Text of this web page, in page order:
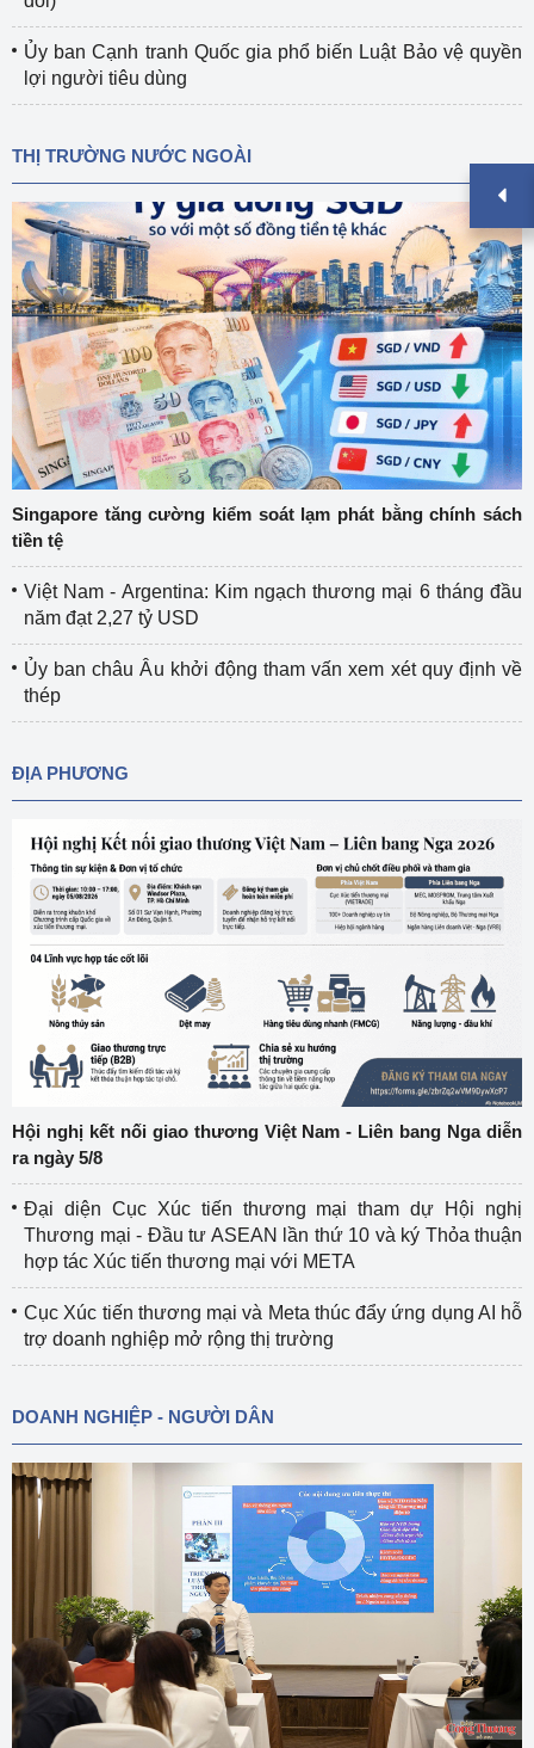
Ủy ban Cạnh tranh Quốc gia phổ biến Luật Bảo vệ quyền
lợi người tiêu dùng
THỊ TRƯỜNG NƯỚC NGOÀI
Singapore tăng cường kiểm soát lạm phát bằng chính sách
tiền tệ
Việt Nam - Argentina: Kim ngạch thương mại 6 tháng đầu
năm đạt 2,27 tỷ USD
Ủy ban châu Âu khởi động tham vấn xem xét quy định về
thép
ĐỊA PHƯƠNG
Hội nghị kết nối giao thương Việt Nam - Liên bang Nga diễn
ra ngày 5/8
Đại diện Cục Xúc tiến thương mại tham dự Hội nghị
Thương mại - Đầu tư ASEAN lần thứ 10 và ký Thỏa thuận
hợp tác Xúc tiến thương mại với META
Cục Xúc tiến thương mại và Meta thúc đẩy ứng dụng AI hỗ
trợ doanh nghiệp mở rộng thị trường
DOANH NGHIỆP - NGƯỜI DÂN